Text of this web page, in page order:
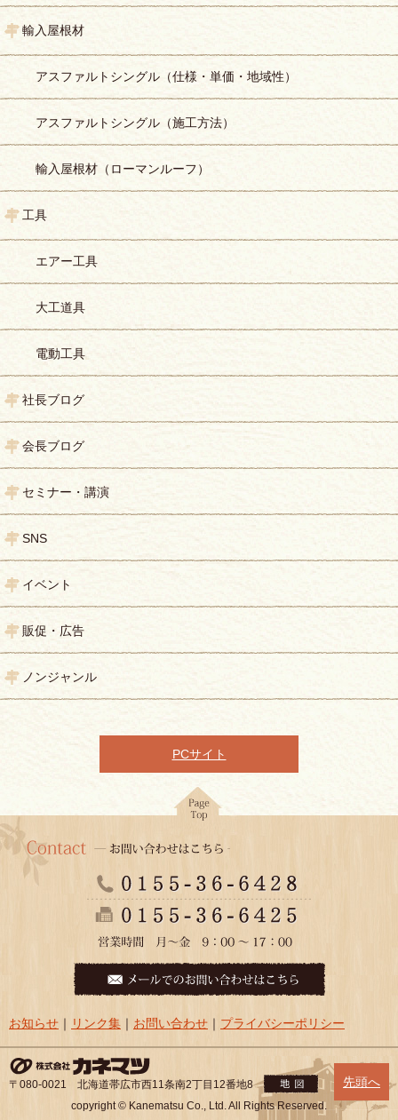
輸入屋根材
アスファルトシングル（仕様・単価・地域性）
アスファルトシングル（施工方法）
輸入屋根材（ローマンルーフ）
工具
エアー工具
大工道具
電動工具
社長ブログ
会長ブログ
セミナー・講演
SNS
イベント
販促・広告
ノンジャンル
PCサイト
先頭へ
お知らせ ｜ リンク集 ｜ お問い合わせ ｜ プライバシーポリシー
〒080-0021 北海道帯広市西11条南2丁目12番地8
copyright © Kanematsu Co., Ltd. All Rights Reserved.